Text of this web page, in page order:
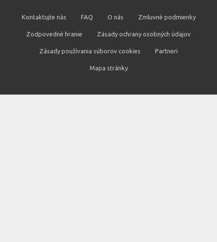
Kontaktujte nás FAQ O nás Zmluvné podmienky
Zodpovedné hranie Zásady ochrany osobných údajov
Zásady používania súborov cookies Partneri
Mapa stránky